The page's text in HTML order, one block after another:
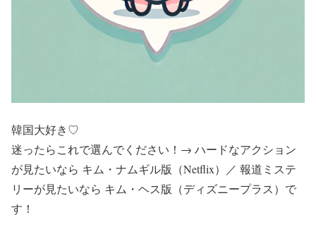
韓国大好き♡
迷ったらこれで選んでください！→ ハードなアクション
が見たいなら キム・ナムギル版（Netflix）／ 報道ミステ
リーが見たいなら キム・ヘス版（ディズニープラス）で
す！